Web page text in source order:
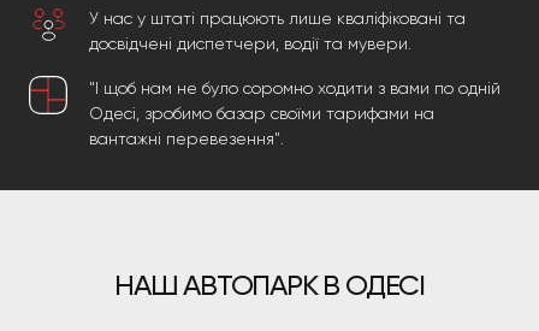
У нас у штаті працюють лише кваліфіковані та
досвідчені диспетчери, водії та мувери.
"І щоб нам не було соромно ходити з вами по одній
Одесі, зробимо базар своїми тарифами на
вантажні перевезення".
НАШ АВТОПАРК В ОДЕСІ